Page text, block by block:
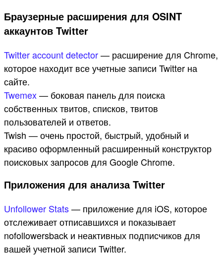
Браузерные расширения для OSINT
аккаунтов Twitter
Twitter account detector— расширение для Chrome,
которое находит все учетные записи Twitter на
сайте.
Twemex— боковая панель для поиска
собственных твитов, списков, твитов
пользователей и ответов.
Twish — очень простой, быстрый, удобный и
красиво оформленный расширенный конструктор
поисковых запросов для Google Chrome.
Приложения для анализа Twitter
Unfollower Stats— приложение для iOS, которое
отслеживает отписавшихся и показывает
nofollowersback и неактивных подписчиков для
вашей учетной записи Twitter.